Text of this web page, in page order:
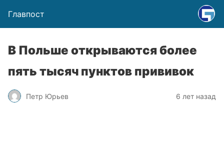
Главпост
В Польше открываются более
пять тысяч пунктов прививок
Петр Юрьев 6 лет назад